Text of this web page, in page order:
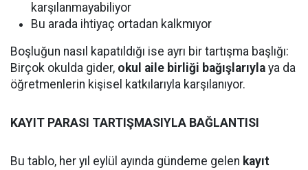
karşılanmayabiliyor
Bu arada ihtiyaç ortadan kalkmıyor
Boşluğun nasıl kapatıldığı ise ayrı bir tartışma başlığı:
Birçok okulda gider, okul aile birliği bağışlarıyla ya da
öğretmenlerin kişisel katkılarıyla karşılanıyor.
KAYIT PARASI TARTIŞMASIYLA BAĞLANTISI
Bu tablo, her yıl eylül ayında gündeme gelen kayıt